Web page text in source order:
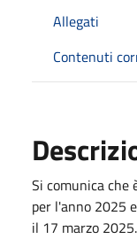
Allegati
Contenuti
Si comunica che
per l'anno 2025
il 17 marzo 2025.